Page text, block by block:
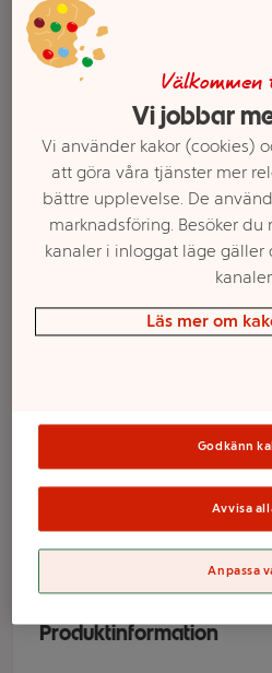
collection
85g
Varumärke
Produktinformation
Välj butik
Sortimentet kan
Välkommen
Vi jobbar
Vi använder kakor (cookies)
att göra våra tjänster mer
bättre upplevelse. De
marknadsföring. Besöker
kanaler i inloggat läge
kanaler.
Läs mer om
Godkänn
Avvisa
Anpassa